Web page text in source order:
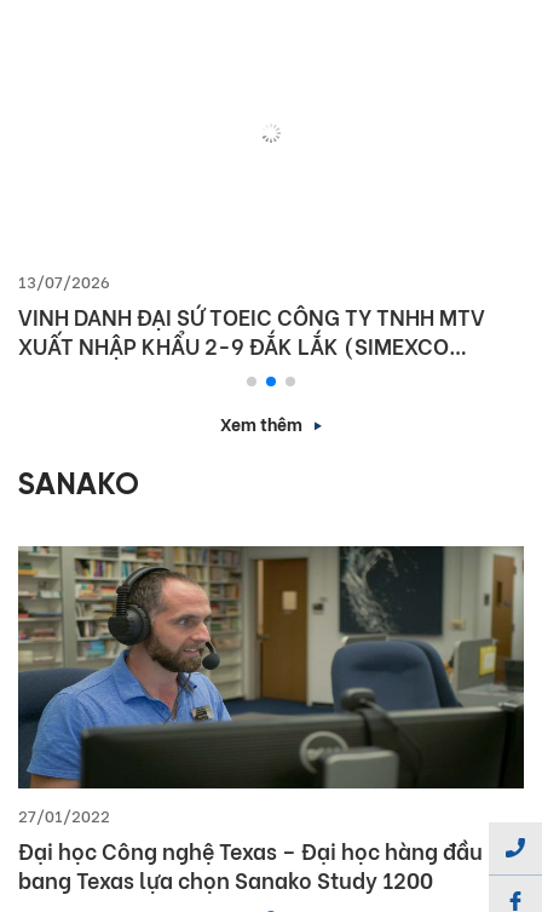
13/07/2026
VINH DANH ĐẠI SỨ TOEIC CÔNG TY TNHH MTV
XUẤT NHẬP KHẨU 2-9 ĐẮK LẮK (SIMEXCO
Xem thêm
SANAKO
27/01/2022
Đại học Công nghệ Texas – Đại học hàng đầu
bang Texas lựa chọn Sanako Study 1200